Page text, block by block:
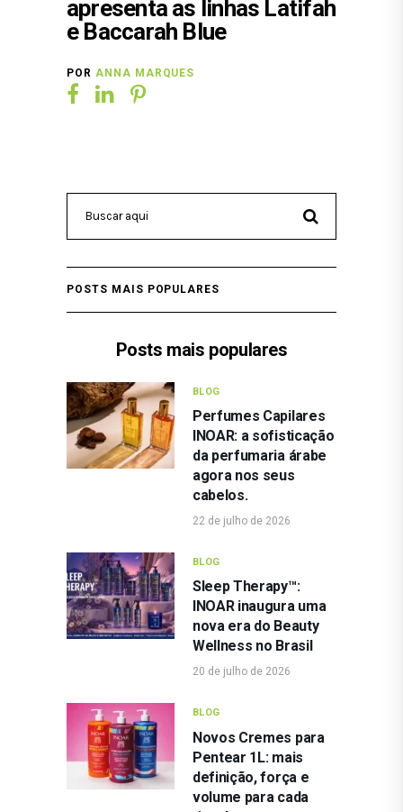
apresenta as linhas Latifah
e Baccarah Blue
POR ANNA MARQUES
POSTS MAIS POPULARES
Posts mais populares
BLOG
Perfumes Capilares
INOAR: a sofisticação
da perfumaria árabe
agora nos seus
cabelos.
22 de julho de 2026
BLOG
Sleep Therapy™:
INOAR inaugura uma
nova era do Beauty
Wellness no Brasil
20 de julho de 2026
BLOG
Novos Cremes para
Pentear 1L: mais
definição, força e
volume para cada